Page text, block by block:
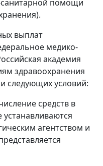
помощи
выплат
медико-
академия
здравоохранения
следующих условий:
средств в
агентством и